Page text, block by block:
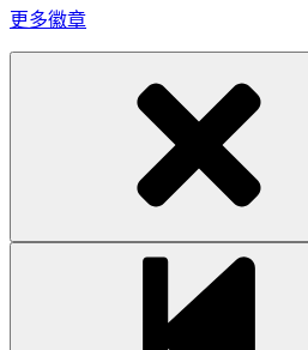
更多徽章